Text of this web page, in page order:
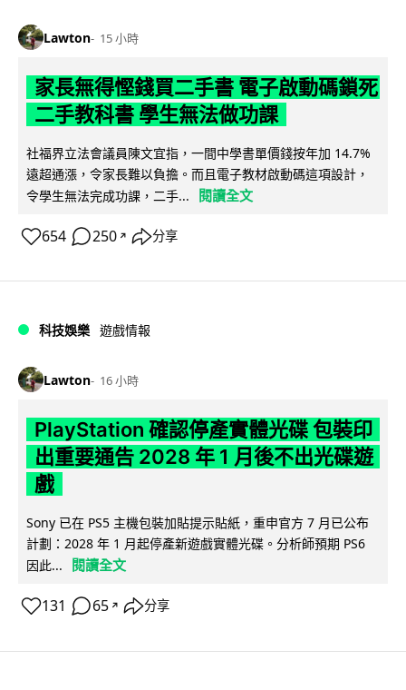
Lawton 15 小時
家長無得慳錢買二手書 電子啟動碼鎖死
二手教科書 學生無法做功課
社福界立法會議員陳文宜指，一間中學書單價錢按年加 14.7%
遠超通漲，令家長難以負擔。而且電子教材啟動碼這項設計，
令學生無法完成功課，二手...
閱讀全文
654 250 ↗ 分享
科技娛樂 遊戲情報
Lawton 16 小時
PlayStation 確認停產實體光碟 包裝印
出重要通告 2028 年 1 月後不出光碟遊
戲
Sony 已在 PS5 主機包裝加貼提示貼紙，重申官方 7 月已公布
計劃：2028 年 1 月起停產新遊戲實體光碟。分析師預期 PS6
因此...
閱讀全文
131 65 ↗ 分享